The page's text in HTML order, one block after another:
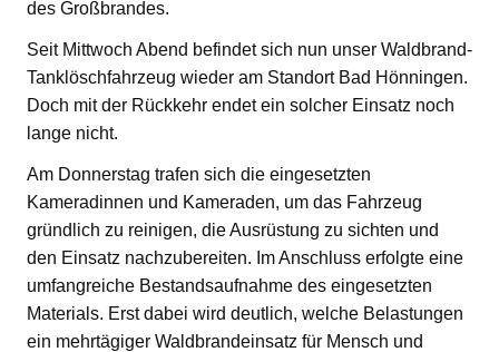
des Großbrandes.
Seit Mittwoch Abend befindet sich nun unser Waldbrand-
Tanklöschfahrzeug wieder am Standort Bad Hönningen.
Doch mit der Rückkehr endet ein solcher Einsatz noch
lange nicht.
Am Donnerstag trafen sich die eingesetzten
Kameradinnen und Kameraden, um das Fahrzeug
gründlich zu reinigen, die Ausrüstung zu sichten und
den Einsatz nachzubereiten. Im Anschluss erfolgte eine
umfangreiche Bestandsaufnahme des eingesetzten
Materials. Erst dabei wird deutlich, welche Belastungen
ein mehrtägiger Waldbrandeinsatz für Mensch und